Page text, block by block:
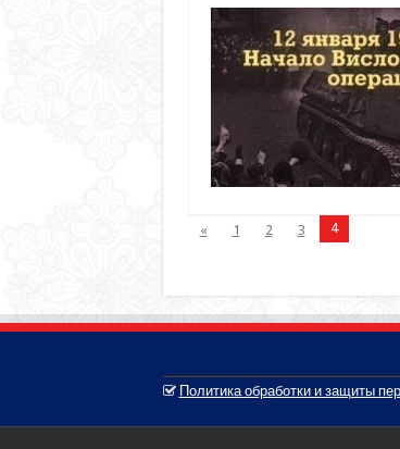
« 1 2 3 4
Политика обработки и защиты